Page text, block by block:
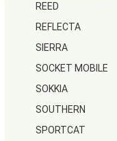
REED
REFLECTA
SIERRA
SOCKET MOBILE
SOKKIA
SOUTHERN
SPORTCAT